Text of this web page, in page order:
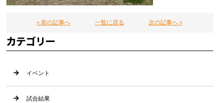
« 前の記事へ 一覧に戻る 次の記事へ »
カテゴリー
イベント
試合結果